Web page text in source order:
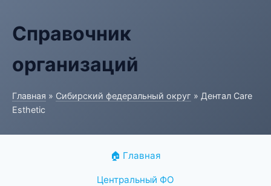
Справочник
организаций
Главная » Сибирский федеральный округ » Дентал Care
Esthetic
🏠 Главная
Центральный ФО